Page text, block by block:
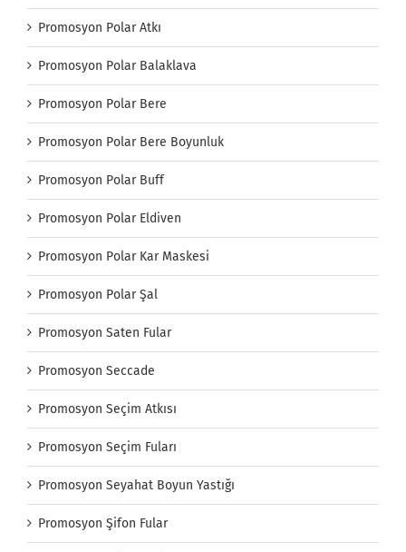
Promosyon Polar Atkı
Promosyon Polar Balaklava
Promosyon Polar Bere
Promosyon Polar Bere Boyunluk
Promosyon Polar Buff
Promosyon Polar Eldiven
Promosyon Polar Kar Maskesi
Promosyon Polar Şal
Promosyon Saten Fular
Promosyon Seccade
Promosyon Seçim Atkısı
Promosyon Seçim Fuları
Promosyon Seyahat Boyun Yastığı
Promosyon Şifon Fular